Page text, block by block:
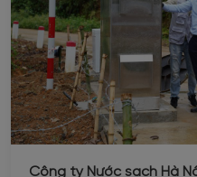
Công ty Nước sạch Hà